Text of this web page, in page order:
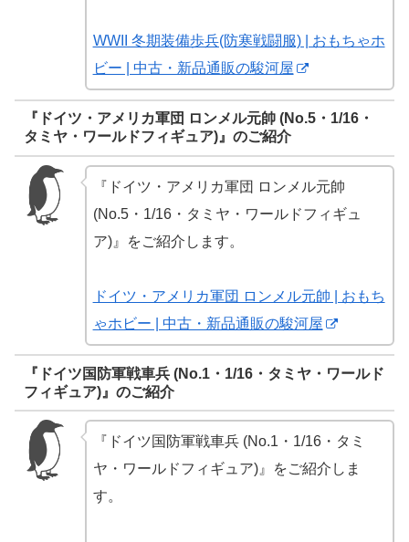
WWII 冬期装備歩兵(防寒戦闘服) | おもちゃホ
ビー | 中古・新品通販の駿河屋
『ドイツ・アメリカ軍団 ロンメル元帥 (No.5・1/16・
タミヤ・ワールドフィギュア)』のご紹介
『ドイツ・アメリカ軍団 ロンメル元帥
(No.5・1/16・タミヤ・ワールドフィギュ
ア)』をご紹介します。
ドイツ・アメリカ軍団 ロンメル元帥 | おもち
ゃホビー | 中古・新品通販の駿河屋
『ドイツ国防軍戦車兵 (No.1・1/16・タミヤ・ワールド
フィギュア)』のご紹介
『ドイツ国防軍戦車兵 (No.1・1/16・タミ
ヤ・ワールドフィギュア)』をご紹介しま
す。